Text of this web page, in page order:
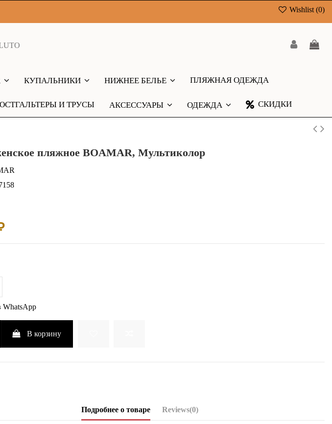
Wishlist (0)
КУПАЛЬНИКИ НИЖНЕЕ БЕЛЬЕ ПЛЯЖНАЯ ОДЕЖДА
И ТРУСЫ АКСЕССУАРЫ ОДЕЖДА СКИДКИ
пляжное BOAMAR, Мультиколор
В корзину
Подробнее о товаре Reviews(0)